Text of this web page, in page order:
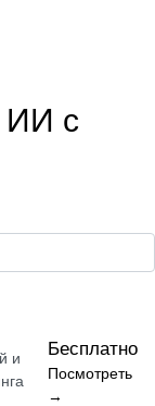
ИИ с
и
Бесплатно
Посмотреть
→